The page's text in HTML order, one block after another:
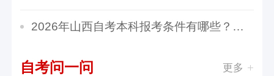
2026年山西自考本科报考条件有哪些？哪些人群适...
自考问一问 更多